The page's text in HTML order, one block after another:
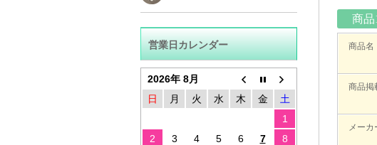
商
商品名
商品掲
メーカ
営業日カレンダー
2026年 8月
日
月 火 水 木 金
土
1
2
3 4 5 6 7
8